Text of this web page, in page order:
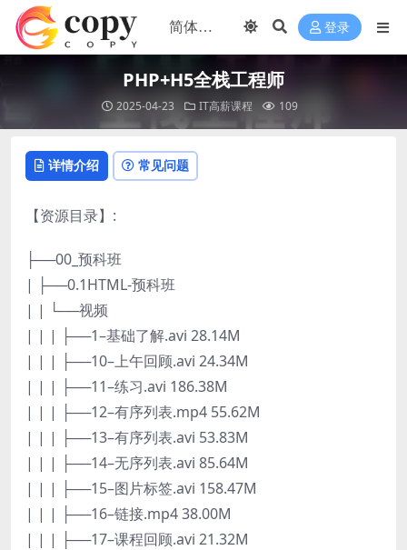
登录
PHP+H5全栈工程师
2025-04-23 IT高薪课程 109
详情介绍 常见问题
【资源目录】:
├──00_预科班
| ├──0.1HTML-预科班
| | └──视频
| | | ├──1–基础了解.avi 28.14M
| | | ├──10–上午回顾.avi 24.34M
| | | ├──11–练习.avi 186.38M
| | | ├──12–有序列表.mp4 55.62M
| | | ├──13–有序列表.avi 53.83M
| | | ├──14–无序列表.avi 85.64M
| | | ├──15–图片标签.avi 158.47M
| | | ├──16–链接.mp4 38.00M
| | | ├──17–课程回顾.avi 21.32M